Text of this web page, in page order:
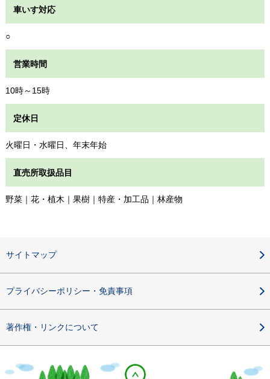
車いす対応
○
営業時間
10時～15時
定休日
火曜日・水曜日、年末年始
直売所取扱品目
野菜｜花・植木｜果樹｜特産・加工品｜林産物
サイトマップ
プライバシーポリシー・免責事項
著作権・リンクについて